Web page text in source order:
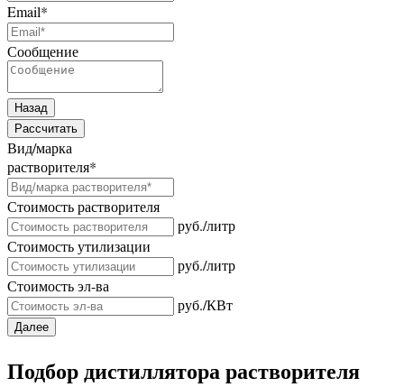
Email*
Сообщение
Назад
Рассчитать
Вид/марка
растворителя*
Стоимость растворителя
руб./литр
Стоимость утилизации
руб./литр
Стоимость эл-ва
руб./КВт
Далее
Подбор дистиллятора растворителя